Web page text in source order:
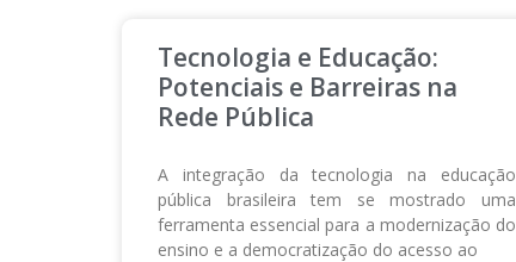
Tecnologia e Educação:
Potenciais e Barreiras na
Rede Pública
A integração da tecnologia na educação
pública brasileira tem se mostrado uma
ferramenta essencial para a modernização do
ensino e a democratização do acesso ao